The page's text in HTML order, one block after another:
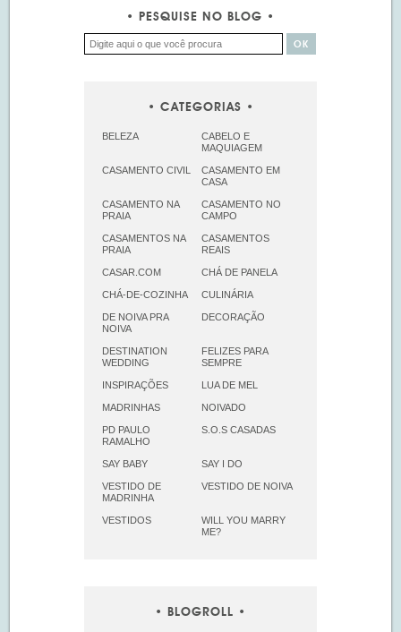
PESQUISE NO BLOG
CATEGORIAS
BELEZA
CABELO E
MAQUIAGEM
CASAMENTO CIVIL
CASAMENTO EM
CASA
CASAMENTO NA
PRAIA
CASAMENTO NO
CAMPO
CASAMENTOS NA
PRAIA
CASAMENTOS
REAIS
CASAR.COM CHÁ DE PANELA
CHÁ-DE-COZINHA CULINÁRIA
DE NOIVA PRA
NOIVA
DECORAÇÃO
DESTINATION
WEDDING
FELIZES PARA
SEMPRE
INSPIRAÇÕES LUA DE MEL
MADRINHAS NOIVADO
PD PAULO
RAMALHO
S.O.S CASADAS
SAY BABY SAY I DO
VESTIDO DE
MADRINHA
VESTIDO DE NOIVA
VESTIDOS
WILL YOU MARRY
ME?
BLOGROLL